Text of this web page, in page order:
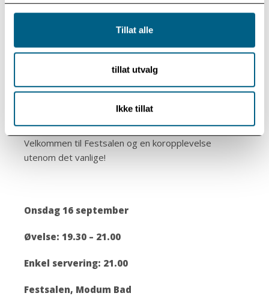
Tillat alle
tillat utvalg
Ikke tillat
Har du spørsmål om arrangementet eller behov for
tilrettelegging, ta kontakt påkultur@modum-bad.no
Velkommen til Festsalen og en koropplevelse
utenom det vanlige!
Onsdag 16 september
Øvelse: 19.30 – 21.00
Enkel servering: 21.00
Festsalen, Modum Bad